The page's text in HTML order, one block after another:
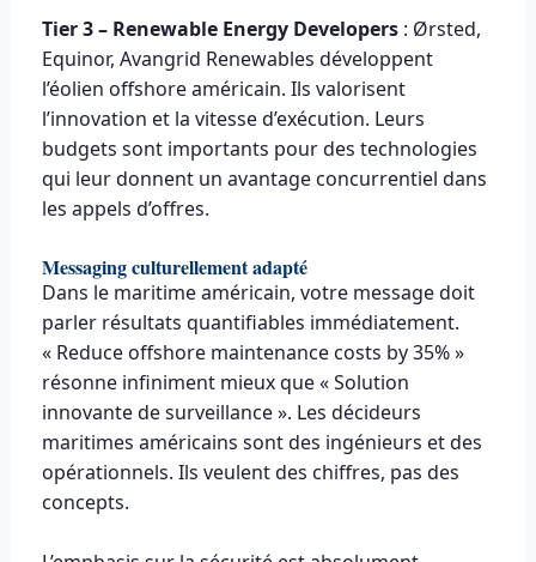
Tier 3 – Renewable Energy Developers: Ørsted,
Equinor, Avangrid Renewables développent
l’éolien offshore américain. Ils valorisent
l’innovation et la vitesse d’exécution. Leurs
budgets sont importants pour des technologies
qui leur donnent un avantage concurrentiel dans
les appels d’offres.
Messaging culturellement adapté
Dans le maritime américain, votre message doit
parler résultats quantifiables immédiatement.
« Reduce offshore maintenance costs by 35% »
résonne infiniment mieux que « Solution
innovante de surveillance ». Les décideurs
maritimes américains sont des ingénieurs et des
opérationnels. Ils veulent des chiffres, pas des
concepts.